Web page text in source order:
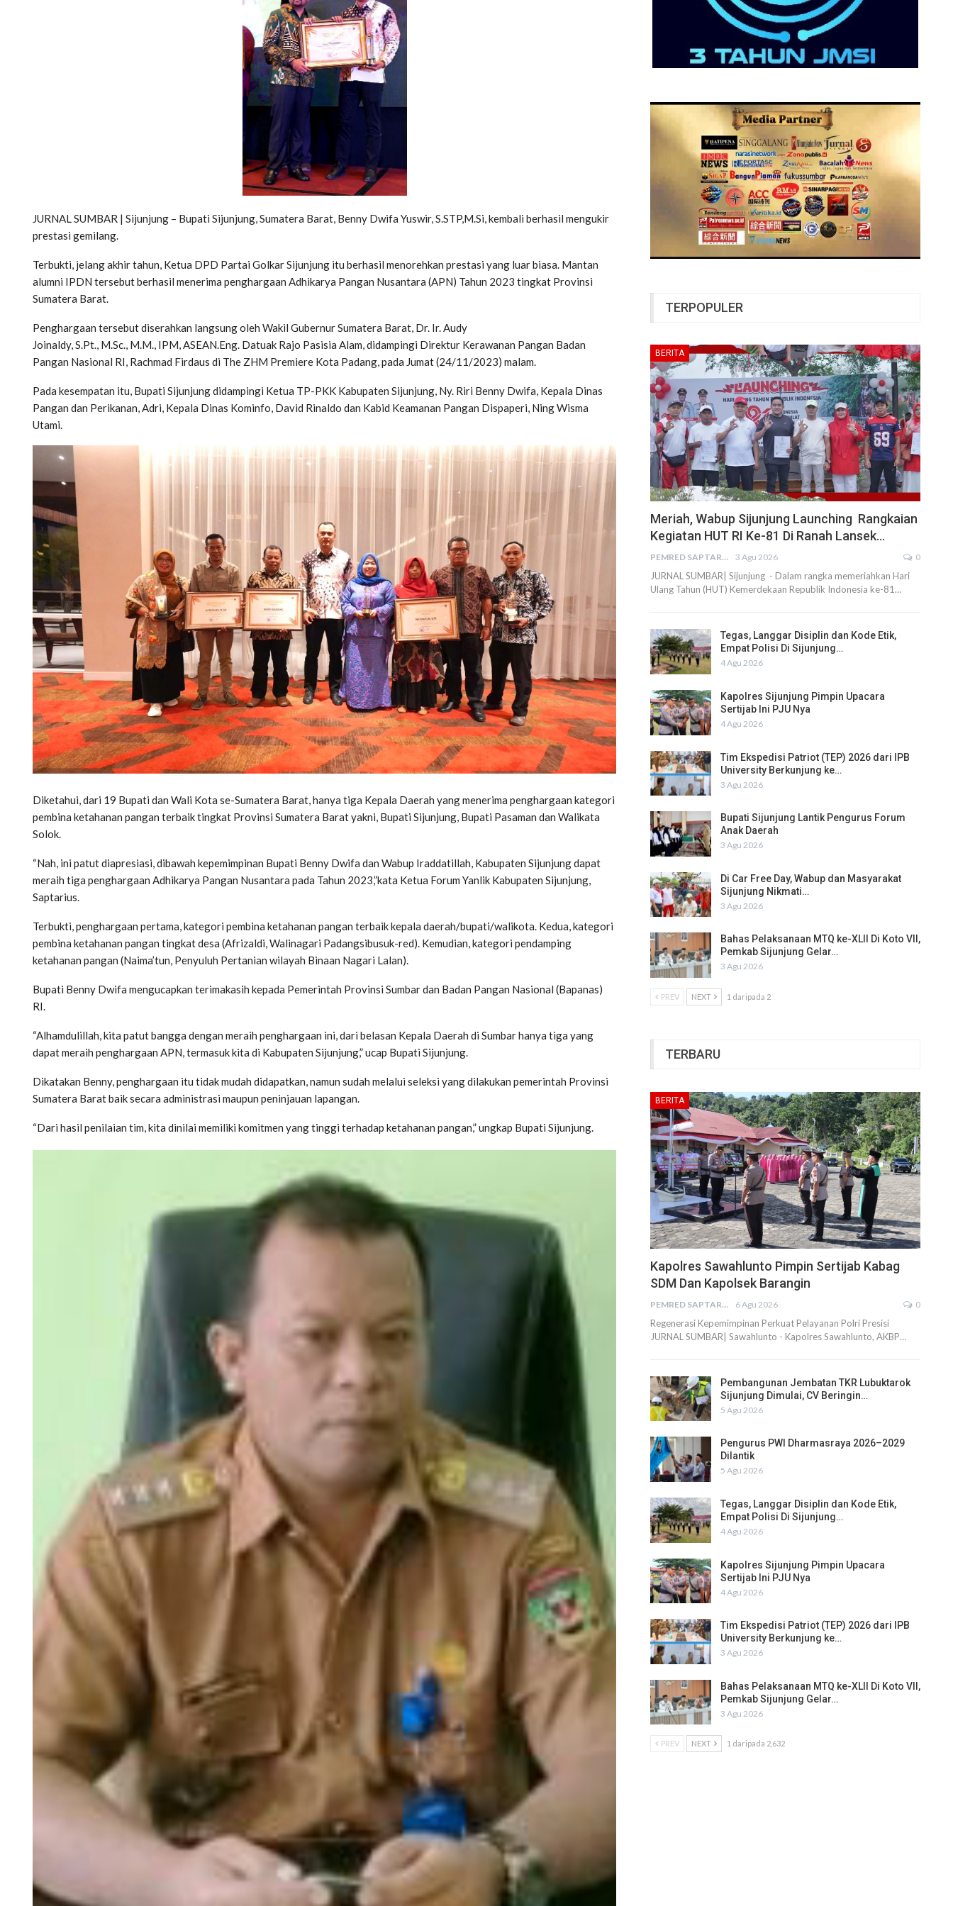
JURNAL SUMBAR | Sijunjung – Bupati Sijunjung, Sumatera Barat, Benny Dwifa Yuswir, S.STP,M.Si, kembali berhasil mengukir
prestasi gemilang.
Terbukti, jelang akhir tahun, Ketua DPD Partai Golkar Sijunjung itu berhasil menorehkan prestasi yang luar biasa. Mantan
alumni IPDN tersebut berhasil menerima penghargaan Adhikarya Pangan Nusantara (APN) Tahun 2023 tingkat Provinsi
Sumatera Barat.
Penghargaan tersebut diserahkan langsung oleh Wakil Gubernur Sumatera Barat, Dr. Ir. Audy
Joinaldy, S.Pt., M.Sc., M.M., IPM, ASEAN.Eng. Datuak Rajo Pasisia Alam, didampingi Direktur Kerawanan Pangan Badan
Pangan Nasional RI, Rachmad Firdaus di The ZHM Premiere Kota Padang, pada Jumat (24/11/2023) malam.
Pada kesempatan itu, Bupati Sijunjung didampingi Ketua TP-PKK Kabupaten Sijunjung, Ny. Riri Benny Dwifa, Kepala Dinas
Pangan dan Perikanan, Adri, Kepala Dinas Kominfo, David Rinaldo dan Kabid Keamanan Pangan Dispaperi, Ning Wisma
Utami.
Diketahui, dari 19 Bupati dan Wali Kota se-Sumatera Barat, hanya tiga Kepala Daerah yang menerima penghargaan kategori
pembina ketahanan pangan terbaik tingkat Provinsi Sumatera Barat yakni, Bupati Sijunjung, Bupati Pasaman dan Walikata
Solok.
“Nah, ini patut diapresiasi, dibawah kepemimpinan Bupati Benny Dwifa dan Wabup Iraddatillah, Kabupaten Sijunjung dapat
meraih tiga penghargaan Adhikarya Pangan Nusantara pada Tahun 2023,”kata Ketua Forum Yanlik Kabupaten Sijunjung,
Saptarius.
Terbukti, penghargaan pertama, kategori pembina ketahanan pangan terbaik kepala daerah/bupati/walikota. Kedua, kategori
pembina ketahanan pangan tingkat desa (Afrizaldi, Walinagari Padangsibusuk-red). Kemudian, kategori pendamping
ketahanan pangan (Naima’tun, Penyuluh Pertanian wilayah Binaan Nagari Lalan).
Bupati Benny Dwifa mengucapkan terimakasih kepada Pemerintah Provinsi Sumbar dan Badan Pangan Nasional (Bapanas)
RI.
“Alhamdulillah, kita patut bangga dengan meraih penghargaan ini, dari belasan Kepala Daerah di Sumbar hanya tiga yang
dapat meraih penghargaan APN, termasuk kita di Kabupaten Sijunjung,” ucap Bupati Sijunjung.
Dikatakan Benny, penghargaan itu tidak mudah didapatkan, namun sudah melalui seleksi yang dilakukan pemerintah Provinsi
Sumatera Barat baik secara administrasi maupun peninjauan lapangan.
“Dari hasil penilaian tim, kita dinilai memiliki komitmen yang tinggi terhadap ketahanan pangan,” ungkap Bupati Sijunjung.
TERPOPULER
BERITA
Meriah, Wabup Sijunjung Launching Rangkaian
Kegiatan HUT RI Ke-81 Di Ranah Lansek…
PEMRED SAPTARIUS 3 Agu 2026 0
JURNAL SUMBAR| Sijunjung - Dalam rangka memeriahkan Hari
Ulang Tahun (HUT) Kemerdekaan Republik Indonesia ke-81…
Tegas, Langgar Disiplin dan Kode Etik,
Empat Polisi Di Sijunjung…
4 Agu 2026
Kapolres Sijunjung Pimpin Upacara
Sertijab Ini PJU Nya
4 Agu 2026
Tim Ekspedisi Patriot (TEP) 2026 dari IPB
University Berkunjung ke…
3 Agu 2026
Bupati Sijunjung Lantik Pengurus Forum
Anak Daerah
3 Agu 2026
Di Car Free Day, Wabup dan Masyarakat
Sijunjung Nikmati…
3 Agu 2026
Bahas Pelaksanaan MTQ ke-XLII Di Koto VII,
Pemkab Sijunjung Gelar…
3 Agu 2026
PREV NEXT 1 daripada 2
TERBARU
BERITA
Kapolres Sawahlunto Pimpin Sertijab Kabag
SDM Dan Kapolsek Barangin
PEMRED SAPTARIUS 6 Agu 2026 0
Regenerasi Kepemimpinan Perkuat Pelayanan Polri Presisi
JURNAL SUMBAR| Sawahlunto - Kapolres Sawahlunto, AKBP…
Pembangunan Jembatan TKR Lubuktarok
Sijunjung Dimulai, CV Beringin…
5 Agu 2026
Pengurus PWI Dharmasraya 2026–2029
Dilantik
5 Agu 2026
Tegas, Langgar Disiplin dan Kode Etik,
Empat Polisi Di Sijunjung…
4 Agu 2026
Kapolres Sijunjung Pimpin Upacara
Sertijab Ini PJU Nya
4 Agu 2026
Tim Ekspedisi Patriot (TEP) 2026 dari IPB
University Berkunjung ke…
3 Agu 2026
Bahas Pelaksanaan MTQ ke-XLII Di Koto VII,
Pemkab Sijunjung Gelar…
3 Agu 2026
PREV NEXT 1 daripada 2,632